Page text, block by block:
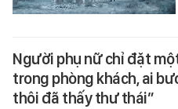
Người phụ nữ chỉ đặt
trong phòng khách, ai
thôi đã thấy thư thái”